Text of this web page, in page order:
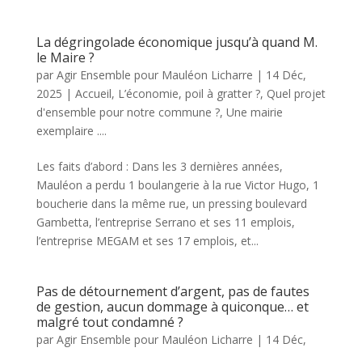
La dégringolade économique jusqu’à quand M.
le Maire ?
par Agir Ensemble pour Mauléon Licharre | 14 Déc,
2025 | Accueil, L’économie, poil à gratter ?, Quel projet
d'ensemble pour notre commune ?, Une mairie
exemplaire ....
Les faits d’abord : Dans les 3 dernières années,
Mauléon a perdu 1 boulangerie à la rue Victor Hugo, 1
boucherie dans la même rue, un pressing boulevard
Gambetta, l’entreprise Serrano et ses 11 emplois,
l’entreprise MEGAM et ses 17 emplois, et...
Pas de détournement d’argent, pas de fautes
de gestion, aucun dommage à quiconque… et
malgré tout condamné ?
par Agir Ensemble pour Mauléon Licharre | 14 Déc,